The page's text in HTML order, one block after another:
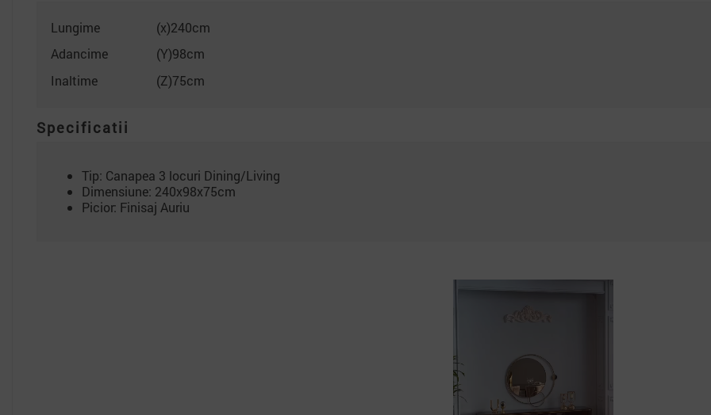
Lungime
(x)240cm
Adancime
(Y)98cm
Inaltime
(Z)75cm
Specificatii
Tip: Canapea 3 locuri Dining/Living
Dimensiune: 240x98x75cm
Picior: Finisaj Auriu